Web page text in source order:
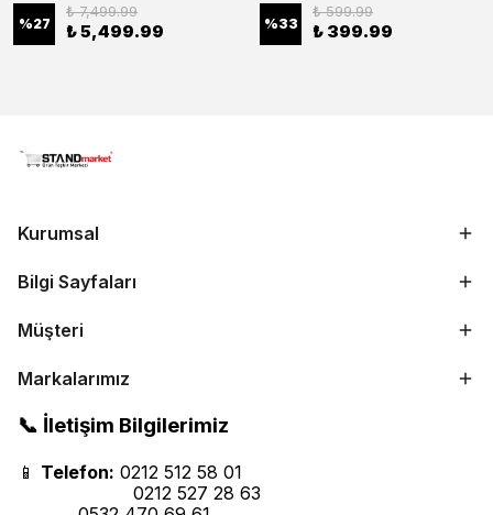
%27
₺ 7,499.99
₺ 5,499.99 %33
₺ 599.99
₺ 399.99
Kurumsal
Bilgi Sayfaları
Müşteri
Markalarımız
📞 İletişim Bilgilerimiz
📱 Telefon: 0212 512 58 01
0212 527 28 63